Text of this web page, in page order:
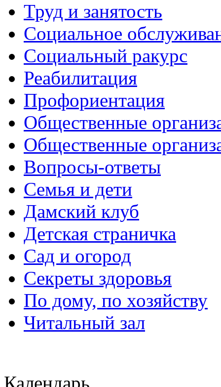
Труд и занятость
Социальное
Социальный ракурс
Реабилитация
Профориентация
Общественные
Общественные
Вопросы-ответы
Семья и дети
Дамский клуб
Детская страничка
Сад и огород
Секреты здоровья
По дому, по хозяйству
Читальный зал